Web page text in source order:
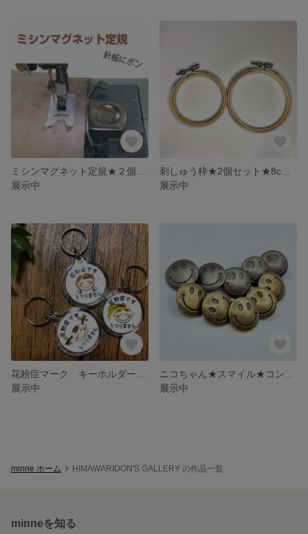
展示中
展示中
展示中
展示中
minne ホーム HIMAWARIDON'S GALLERY の作品一覧
minneを知る